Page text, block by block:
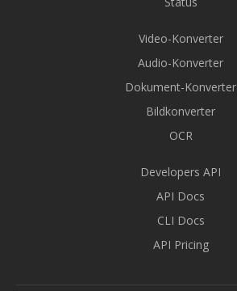
Video-Konverter
Audio-Konverter
Dokument-Konverter
Bildkonverter
OCR
Developers API
API Docs
CLI Docs
API Pricing